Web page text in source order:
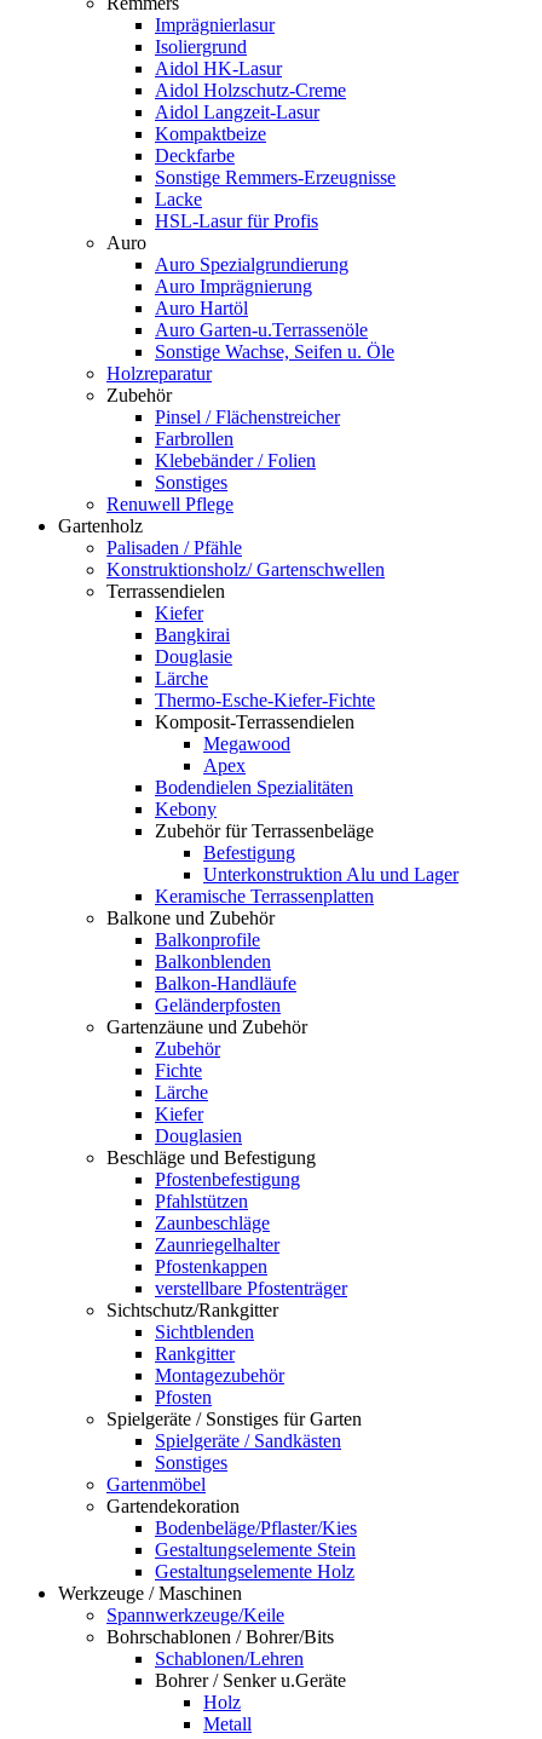
Imprägnierlasur
Isoliergrund
Aidol HK-Lasur
Aidol Holzschutz-Creme
Aidol Langzeit-Lasur
Kompaktbeize
Deckfarbe
Sonstige Remmers-Erzeugnisse
Lacke
HSL-Lasur für Profis
Auro
Auro Spezialgrundierung
Auro Imprägnierung
Auro Hartöl
Auro Garten-u.Terrassenöle
Sonstige Wachse, Seifen u. Öle
Holzreparatur
Zubehör
Pinsel / Flächenstreicher
Farbrollen
Klebebänder / Folien
Sonstiges
Renuwell Pflege
Gartenholz
Palisaden / Pfähle
Konstruktionsholz/ Gartenschwellen
Terrassendielen
Kiefer
Bangkirai
Douglasie
Lärche
Thermo-Esche-Kiefer-Fichte
Komposit-Terrassendielen
Megawood
Apex
Bodendielen Spezialitäten
Kebony
Zubehör für Terrassenbeläge
Befestigung
Unterkonstruktion Alu und Lager
Keramische Terrassenplatten
Balkone und Zubehör
Balkonprofile
Balkonblenden
Balkon-Handläufe
Geländerpfosten
Gartenzäune und Zubehör
Zubehör
Fichte
Lärche
Kiefer
Douglasien
Beschläge und Befestigung
Pfostenbefestigung
Pfahlstützen
Zaunbeschläge
Zaunriegelhalter
Pfostenkappen
verstellbare Pfostenträger
Sichtschutz/Rankgitter
Sichtblenden
Rankgitter
Montagezubehör
Pfosten
Spielgeräte / Sonstiges für Garten
Spielgeräte / Sandkästen
Sonstiges
Gartenmöbel
Gartendekoration
Bodenbeläge/Pflaster/Kies
Gestaltungselemente Stein
Gestaltungselemente Holz
Werkzeuge / Maschinen
Spannwerkzeuge/Keile
Bohrschablonen / Bohrer/Bits
Schablonen/Lehren
Bohrer / Senker u.Geräte
Holz
Metall